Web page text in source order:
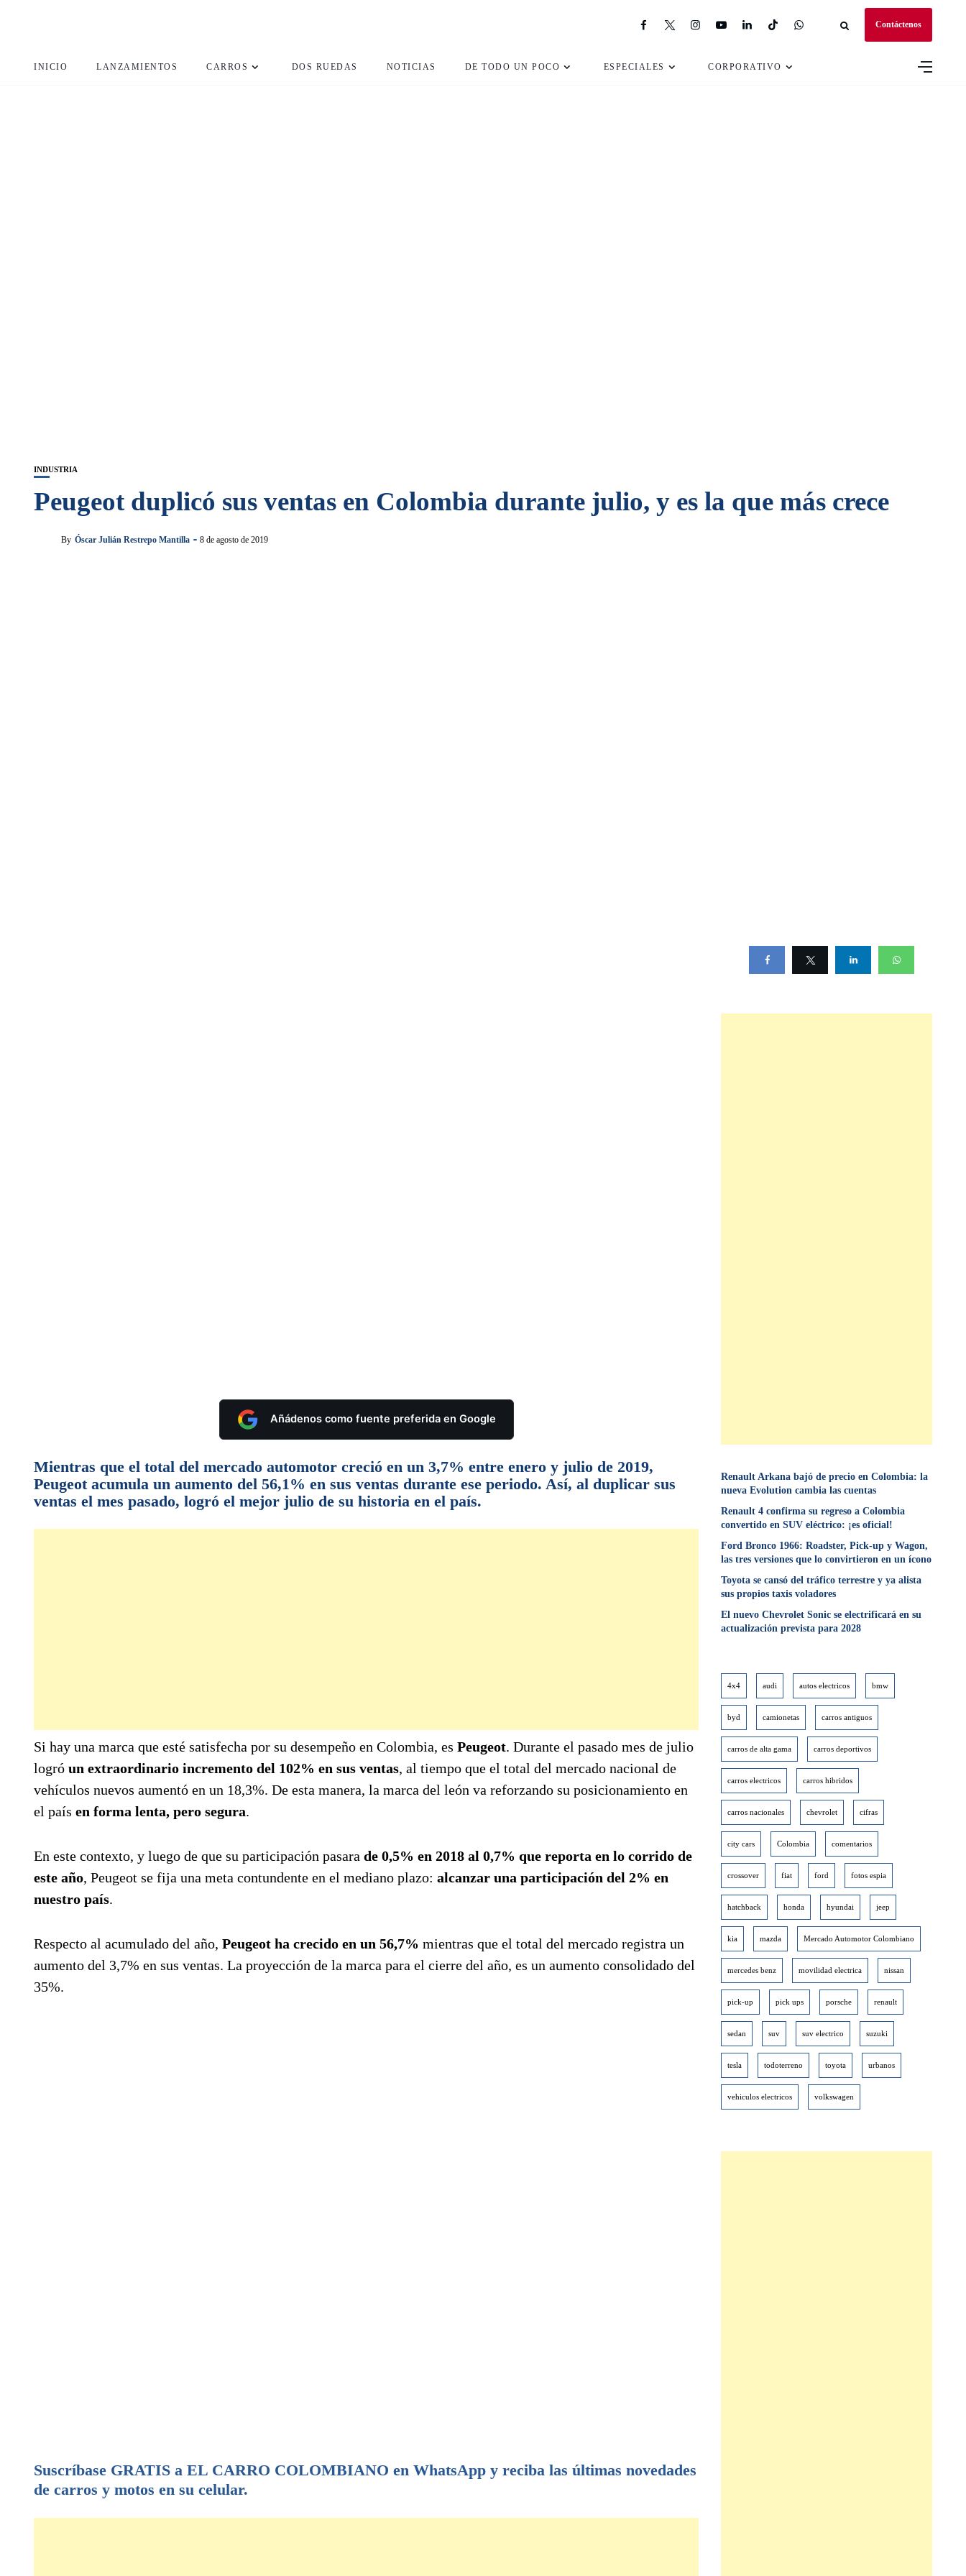
Contáctenos
INICIO LANZAMIENTOS CARROS DOS RUEDAS NOTICIAS DE TODO UN POCO ESPECIALES CORPORATIVO
INDUSTRIA
Peugeot duplicó sus ventas en Colombia durante julio, y es la que más crece
By Óscar Julián Restrepo Mantilla 8 de agosto de 2019
Añádenos como fuente preferida en Google
Mientras que el total del mercado automotor creció en un 3,7% entre enero y julio de 2019,
Peugeot acumula un aumento del 56,1% en sus ventas durante ese periodo. Así, al duplicar sus
ventas el mes pasado, logró el mejor julio de su historia en el país.
Si hay una marca que esté satisfecha por su desempeño en Colombia, es Peugeot. Durante el pasado mes de julio
logró un extraordinario incremento del 102% en sus ventas, al tiempo que el total del mercado nacional de
vehículos nuevos aumentó en un 18,3%. De esta manera, la marca del león va reforzando su posicionamiento en
el país en forma lenta, pero segura.
En este contexto, y luego de que su participación pasara de 0,5% en 2018 al 0,7% que reporta en lo corrido de
este año, Peugeot se fija una meta contundente en el mediano plazo: alcanzar una participación del 2% en
nuestro país.
Respecto al acumulado del año, Peugeot ha crecido en un 56,7% mientras que el total del mercado registra un
aumento del 3,7% en sus ventas. La proyección de la marca para el cierre del año, es un aumento consolidado del
35%.
Suscríbase GRATIS a EL CARRO COLOMBIANO en WhatsApp y reciba las últimas novedades
de carros y motos en su celular.
Renault Arkana bajó de precio en Colombia: la
nueva Evolution cambia las cuentas
Renault 4 confirma su regreso a Colombia
convertido en SUV eléctrico: ¡es oficial!
Ford Bronco 1966: Roadster, Pick-up y Wagon,
las tres versiones que lo convirtieron en un ícono
Toyota se cansó del tráfico terrestre y ya alista
sus propios taxis voladores
El nuevo Chevrolet Sonic se electrificará en su
actualización prevista para 2028
4x4 audi autos electricos bmw
byd camionetas carros antiguos
carros de alta gama carros deportivos
carros electricos carros hibridos
carros nacionales chevrolet cifras
city cars Colombia comentarios
crossover fiat ford fotos espia
hatchback honda hyundai jeep
kia mazda Mercado Automotor Colombiano
mercedes benz movilidad electrica nissan
pick-up pick ups porsche renault
sedan suv suv electrico suzuki
tesla todoterreno toyota urbanos
vehiculos electricos volkswagen